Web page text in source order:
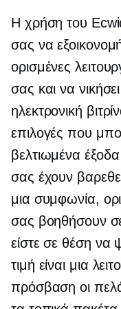
Η χρήση του
σας να
ορισμένες
σας και να
ηλεκτρονική
επιλογές που
βελτιωμένα
σας έχουν
μια συμφωνία,
σας βοηθήσουν
είστε σε θέση να
τιμή είναι μια
πρόσβαση οι